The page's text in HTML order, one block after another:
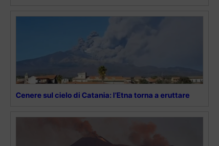
Cenere sul cielo di Catania: l’Etna torna a eruttare